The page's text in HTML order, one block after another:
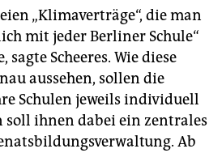
„Klimaverträge“, die man
mit jeder Berliner Schule“
Scheeres. Wie diese
aussehen, sollen die
Schulen jeweils individuell
soll ihnen dabei ein zentrales
Ab